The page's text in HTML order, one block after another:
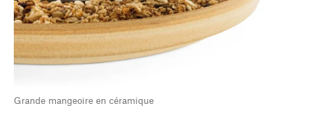
Grande mangeoire en céramique